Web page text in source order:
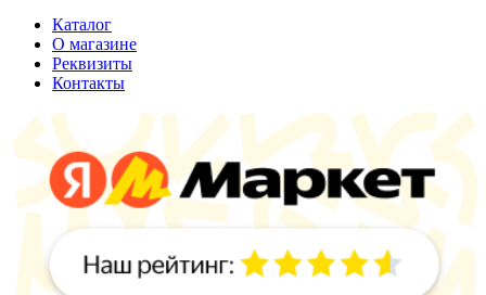
Каталог
О магазине
Реквизиты
Контакты